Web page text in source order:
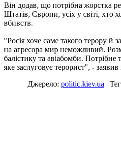
Він додав, що потрібна жорстка
Штатів, Європи, усіх у світі, хто
вбивств.
"Росія хоче саме такого терору й
на агресора мир неможливий.
балістику та авіабомби. Потрібне
яке заслуговує терорист", - заявив
Джерело: politic.kiev.ua |